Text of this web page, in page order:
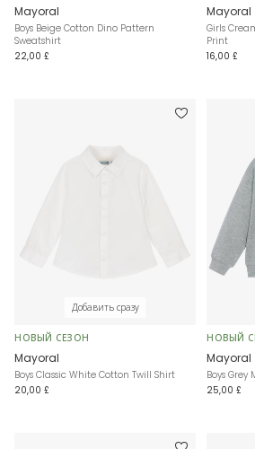
Mayoral
Boys Beige Cotton Dino Pattern
Sweatshirt
22,00 £
Mayoral
Girls
Print
16,00 £
Добавить сразу
НОВЫЙ СЕЗОН
Mayoral
Boys Classic White Cotton Twill Shirt
20,00 £
НОВЫЙ
Mayoral
Boys
25,00 £